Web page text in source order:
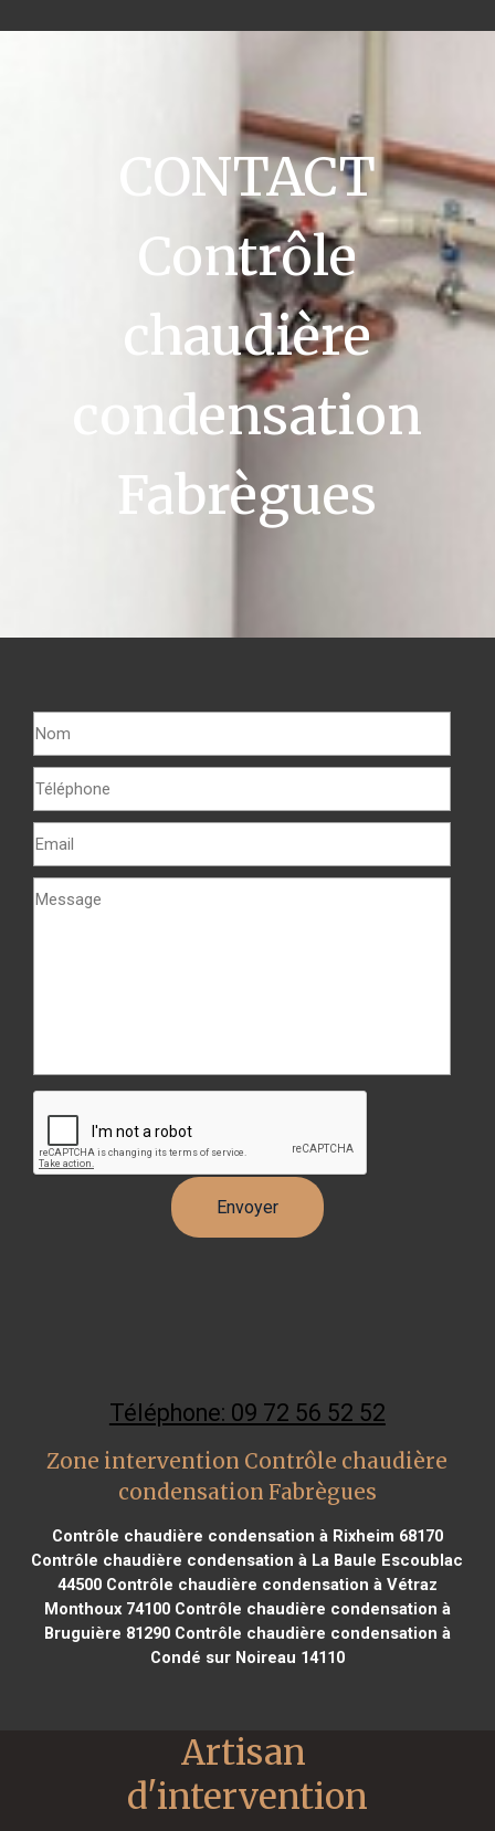
CONTACT
Contrôle
chaudière
condensation
Fabrègues
Téléphone: 09 72 56 52 52
Zone intervention Contrôle chaudière
condensation Fabrègues
Contrôle chaudière condensation à Rixheim 68170
Contrôle chaudière condensation à La Baule Escoublac
44500Contrôle chaudière condensation à Vétraz
Monthoux 74100Contrôle chaudière condensation à
Bruguière 81290Contrôle chaudière condensation à
Condé sur Noireau 14110
Artisan
d'intervention